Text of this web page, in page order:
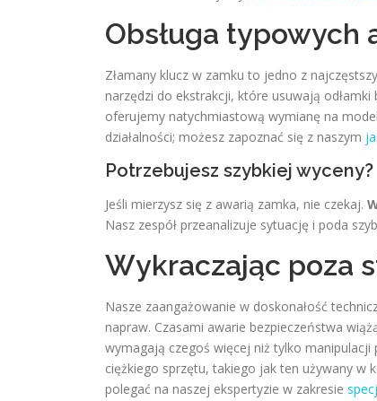
Obsługa typowych
Złamany klucz w zamku to jedno z
narzędzi do ekstrakcji, które usuwają odłamki
oferujemy natychmiastową wymianę na
działalności; możesz zapoznać się z naszym
Potrzebujesz szybkiej wyceny?
Jeśli mierzysz się z awarią zamka, nie czekaj.
Nasz zespół przeanalizuje sytuację i poda
Wykraczając poza
Nasze zaangażowanie w doskonałość
napraw. Czasami awarie bezpieczeństwa
wymagają czegoś więcej niż tylko
ciężkiego sprzętu, takiego jak ten używany
polegać na naszej ekspertyzie w zakresie